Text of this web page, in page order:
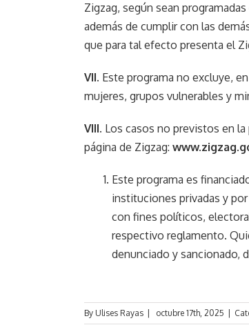
Zigzag, según sean
además de cumplir con las
que para tal efecto presenta el
VII. Este programa no excluye,
mujeres, grupos vulnerables y
VIII. Los casos no previstos en
página de Zigzag:
Este programa es
instituciones privadas y
con fines políticos,
respectivo reglamento.
denunciado y sancionado,
By Ulises Rayas octubre 17th, 2025